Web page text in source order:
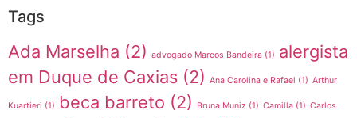
Tags
Ada Marselha (2) advogado Marcos Bandeira (1) alergista
em Duque de Caxias (2) Ana Carolina e Rafael (1) Arthur
Kuartieri (1) beca barreto (2) Bruna Muniz (1) Camilla (1) Carlos